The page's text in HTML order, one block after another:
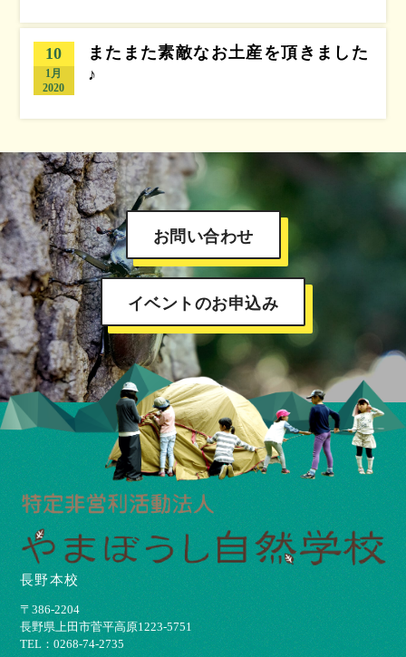
10
1月
2020
またまた素敵なお土産を頂きました
♪
お問い合わせ
イベントのお申込み
長野本校
〒386-2204
⻑野県上⽥市菅平⾼原1223-5751
TEL：0268-74-2735